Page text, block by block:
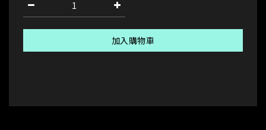
加入購物車